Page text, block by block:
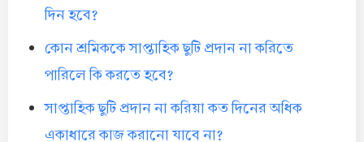
দিন হবে?
কোন শ্রমিককে সাপ্তাহিক ছুটি প্রদান না করিতে
পারিলে কি করতে হবে?
সাপ্তাহিক ছুটি প্রদান না করিয়া কত দিনের অধিক
একাধারে কাজ করানো যাবে না?